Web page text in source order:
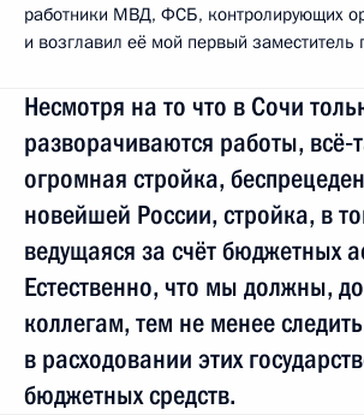
работники МВД, ФСБ, контролирующих
и возглавил её мой первый заместитель
Несмотря на то что в Сочи
разворачиваются работы,
огромная стройка,
новейшей России, стройка, в
ведущаяся за счёт бюджетных
Естественно, что мы должны,
коллегам, тем не менее
в расходовании этих
бюджетных средств.